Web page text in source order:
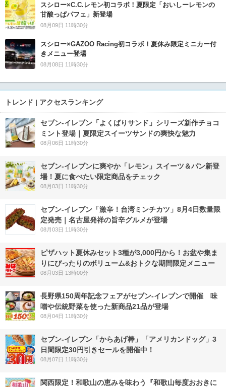
スシロー×C.C.レモン初コラボ！夏限定「おいしーレモンの
甘酸っぱパフェ」新登場
08月09日 11時30分
スシロー×GAZOO Racing初コラボ！夏休み限定ミニカー付
きメニュー登場
08月08日 11時30分
トレンド | アクセスランキング
セブン‐イレブン「よくばりサンド」シリーズ新作チョコ
ミント登場｜夏限定スイーツサンドの爽快な魅力
08月06日 11時30分
セブン‐イレブンに爽やか「レモン」スイーツ＆パン新登
場！夏に食べたい限定商品をチェック
08月03日 11時30分
セブン-イレブン「激辛！台湾ミンチカツ」8月4日数量限
定発売｜名古屋発祥の旨辛グルメが登場
08月03日 11時30分
ピザハット夏休みセット3種が3,000円から！お盆や集ま
りにぴったりのボリューム&おトクな期間限定メニュー
08月03日 13時00分
長野県150周年記念フェアがセブン-イレブンで開催 味
噌や伝統野菜を使った新商品21品が登場
08月04日 11時30分
セブン‐イレブン「からあげ棒」「アメリカンドッグ」3
日間限定30円引きセールを開催中！
08月07日 11時30分
関西限定！和歌山の恵みを味わう『和歌山毎度おおきに